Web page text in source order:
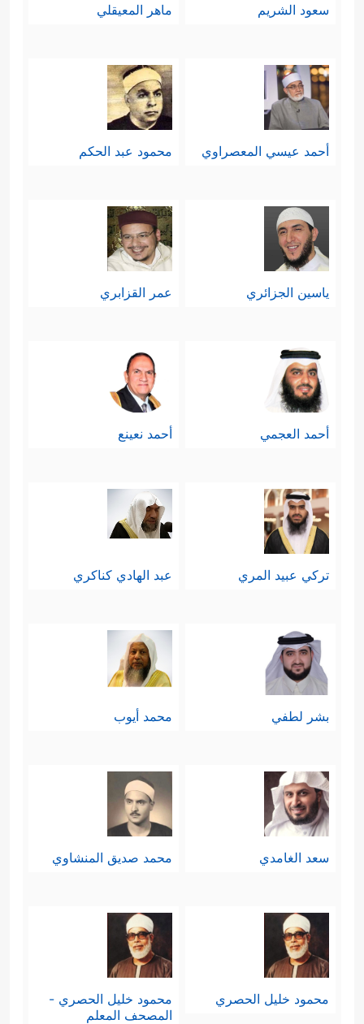
سعود الشريم ماهر المعيقلي
أحمد عيسي المعصراوي محمود عبد الحكم
ياسين الجزائري عمر القزابري
أحمد العجمي أحمد نعينع
تركي عبيد المري عبد الهادي كناكري
بشر لطفي محمد أيوب
سعد الغامدي محمد صديق المنشاوي
محمود خليل الحصري
محمود خليل الحصري -
المصحف المعلم